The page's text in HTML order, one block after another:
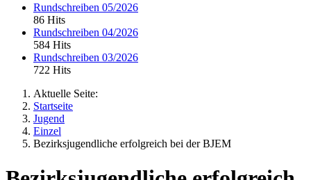
Rundschreiben 05/2026
86 Hits
Rundschreiben 04/2026
584 Hits
Rundschreiben 03/2026
722 Hits
Aktuelle Seite:
Startseite
Jugend
Einzel
Bezirksjugendliche erfolgreich bei der BJEM